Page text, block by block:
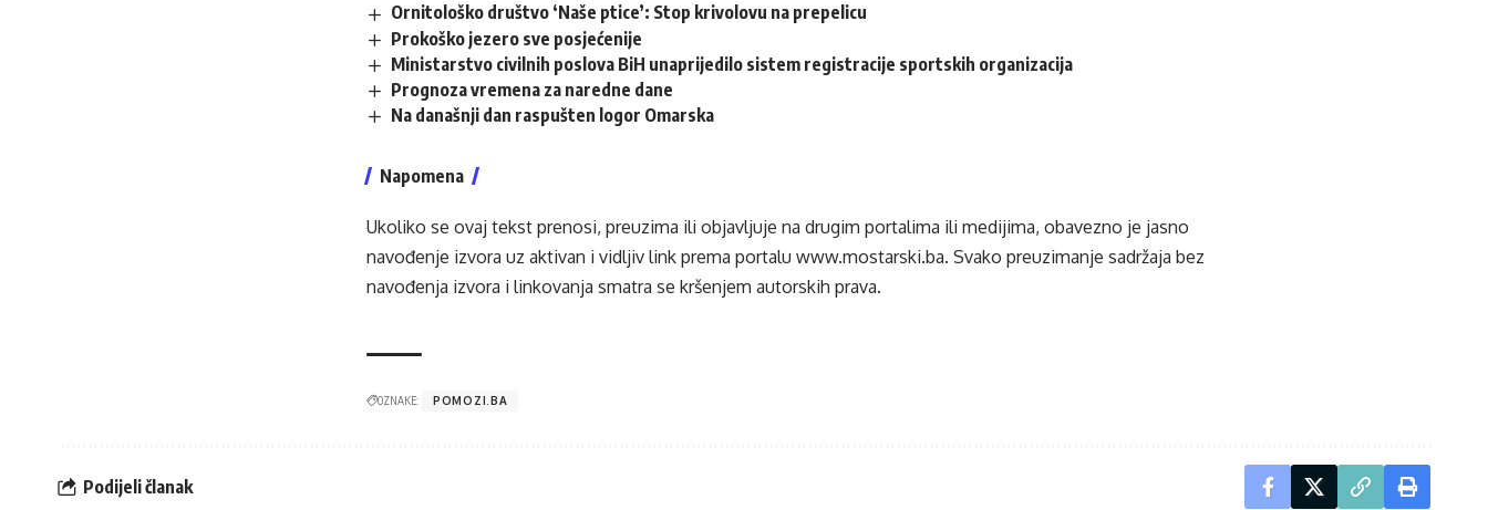
Ornitološko društvo ‘Naše ptice’: Stop krivolovu na prepelicu
Prokoško jezero sve posjećenije
Ministarstvo civilnih poslova BiH unaprijedilo sistem registracije sportskih organizacija
Prognoza vremena za naredne dane
Na današnji dan raspušten logor Omarska
Napomena
Ukoliko se ovaj tekst prenosi, preuzima ili objavljuje na drugim portalima ili medijima, obavezno je jasno
navođenje izvora uz aktivan i vidljiv link prema portalu www.mostarski.ba. Svako preuzimanje sadržaja bez
navođenja izvora i linkovanja smatra se kršenjem autorskih prava.
OZNAKE: POMOZI.BA
Podijeli članak